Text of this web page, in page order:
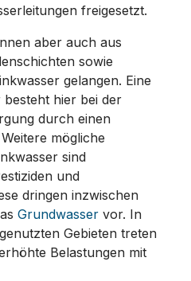
freigesetzt.
aber auch aus
sowie
gelangen. Eine
hier bei der
durch einen
mögliche
sind
und
dringen inzwischen
Grundwasser vor. In
Gebieten treten
Belastungen mit